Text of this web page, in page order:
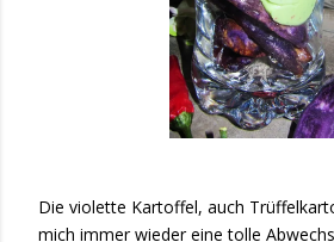
Die violette Kartoffel, auch
mich immer wieder eine tolle